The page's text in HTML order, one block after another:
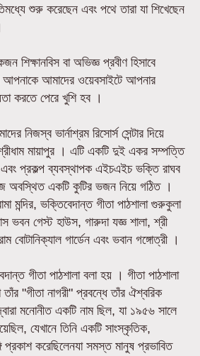
শুরু করেছেন এবং পথে তারা যা শিখেছেন
শিক্ষানবিস বা অভিজ্ঞ প্রবীণ হিসাবে
আমাদের ওয়েবসাইটে আপনার
করতে পেরে খুশি হব ।
নিজস্ব ভার্নাশ্রম রিসোর্স সেন্টার দিয়ে
মায়াপুর । এটি একটি দুই একর সম্পত্তি
এবং প্রকল্প ব্যবস্থাপক এইচএইচ ভক্তি রাঘব
অবস্থিত একটি কুটির ভজন নিয়ে গঠিত ।
মন্দির, ভক্তিবেদান্ত গীতা পাঠশালা গুরুকুলা
ভবন গেস্ট হাউস, গারুদা যজ্ঞ শালা, শ্রী
বোটানিক্যাল গার্ডেন এবং ভবান গঙ্গোত্রী ।
গীতা পাঠশালা বলা হয় । গীতা পাঠশালা
তাঁর "গীতা নাগরী" প্রবন্ধে তাঁর ঐশ্বরিক
মনোনীত একটি নাম ছিল, যা ১৯৫৬ সালে
যেখানে তিনি একটি সাংস্কৃতিক,
প্রকাশ করেছিলেনযা সমস্ত মানুষ প্রভাবিত